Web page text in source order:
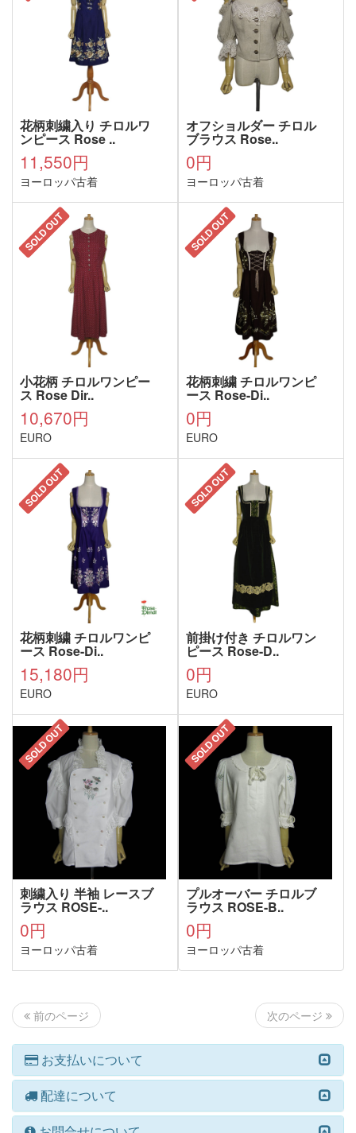
花柄刺繍入り チロルワ
ンピース Rose ..
11,550円
ヨーロッパ古着
オフショルダー チロル
ブラウス Rose..
0円
ヨーロッパ古着
SOLD OUT
小花柄 チロルワンピー
ス Rose Dir..
10,670円
EURO
SOLD OUT
花柄刺繍 チロルワンピ
ース Rose-Di..
0円
EURO
SOLD OUT
花柄刺繍 チロルワンピ
ース Rose-Di..
15,180円
EURO
SOLD OUT
前掛け付き チロルワン
ピース Rose-D..
0円
EURO
SOLD OUT
刺繍入り 半袖 レースブ
ラウス ROSE-..
0円
ヨーロッパ古着
SOLD OUT
プルオーバー チロルブ
ラウス ROSE-B..
0円
ヨーロッパ古着
前のページ 次のページ
お支払いについて
配達について